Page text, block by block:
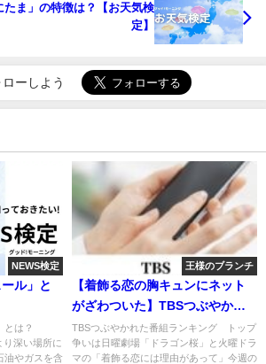
たま」の特徴は？【お天気検
定】
ーしよう
NEWS検定
ル」と
とは？
り深い場所に
油やガスを含
王様のブランチ
【着飾る恋の胸キュンにネット
がざわついた】TBSつぶやかれ
た番組
TBSつぶやかれた番組ランキング トップ
争いは日曜劇場「ドラゴン桜」と火曜ドラ
マの「着飾る恋には理由があって」今週の